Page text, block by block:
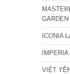
GARDEN
ICONIA
VIỆT